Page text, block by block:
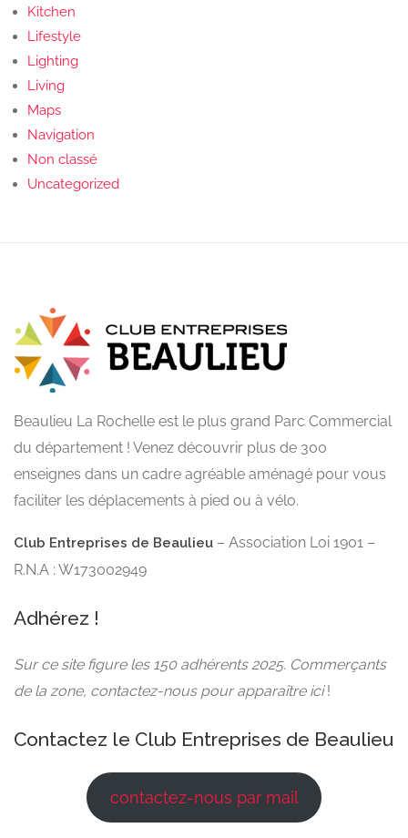
Kitchen
Lifestyle
Lighting
Living
Maps
Navigation
Non classé
Uncategorized
Beaulieu La Rochelle est le plus grand Parc Commercial
du département ! Venez découvrir plus de 300
enseignes dans un cadre agréable aménagé pour vous
faciliter les déplacements à pied ou à vélo.
Club Entreprises de Beaulieu – Association Loi 1901 –
R.N.A : W173002949
Adhérez !
Sur ce site figure les 150 adhérents 2025. Commerçants
de la zone, contactez-nous pour apparaître ici!
Contactez le Club Entreprises de Beaulieu
contactez-nous par mail